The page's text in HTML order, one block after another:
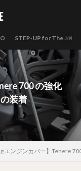
STEP-UP for The
700 の強化
装着
エンジンカバー】Tenere